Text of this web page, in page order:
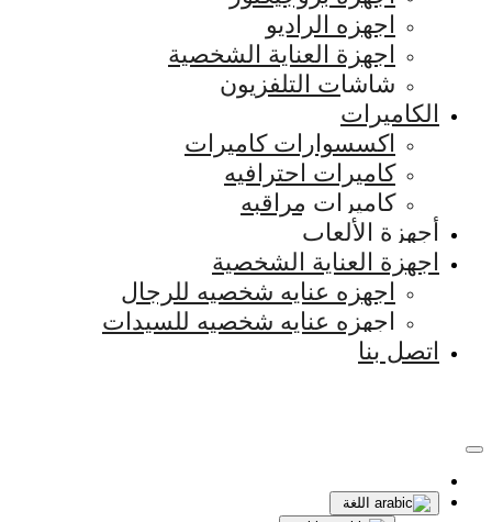
اجهزه الراديو
اجهزة العناية الشخصية
شاشات التلفزيون
الكاميرات
اكسسوارات كاميرات
كاميرات احترافيه
كاميرات مراقبه
أجهزة الألعاب
اجهزة العناية الشخصية
اجهزه عنايه شخصيه للرجال
اجهزه عنايه شخصيه للسيدات
اتصل بنا
اللغة